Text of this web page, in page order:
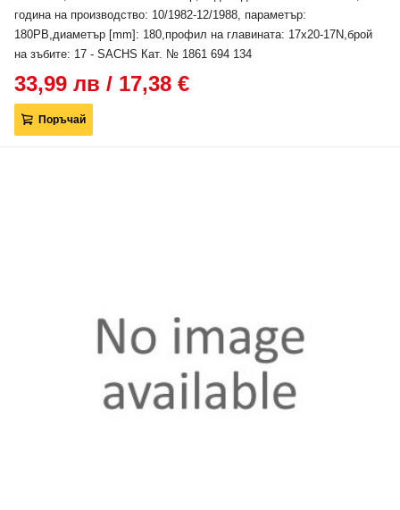
година на производство: 10/1982-12/1988, параметър:
180PB,диаметър [mm]: 180,профил на главината: 17x20-17N,брой
на зъбите: 17 - SACHS Кат. № 1861 694 134
33,99 лв / 17,38 €
Поръчай